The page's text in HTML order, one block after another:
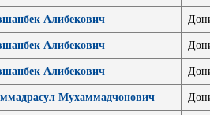
Алибекович
Алибекович
Алибекович
Мухаммадчонович